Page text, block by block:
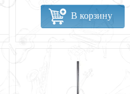
В корзину